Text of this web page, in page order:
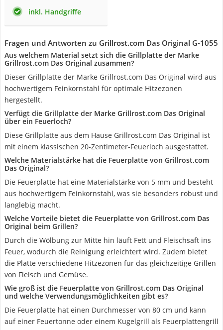
inkl. Handgriffe
Fragen und Antworten zu Grillrost.com Das Original G-1055
Aus welchem Material setzt sich die Grillplatte der Marke
Grillrost.com Das Original zusammen?
Dieser Grillplatte der Marke Grillrost.com Das Original wird aus
hochwertigem Feinkornstahl für optimale Hitzezonen
hergestellt.
Verfügt die Grillplatte der Marke Grillrost.com Das Original
über ein Feuerloch?
Diese Grillplatte aus dem Hause Grillrost.com Das Original ist
mit einem klassischen 20-Zentimeter-Feuerloch ausgestattet.
Welche Materialstärke hat die Feuerplatte von Grillrost.com
Das Original?
Die Feuerplatte hat eine Materialstärke von 5 mm und besteht
aus hochwertigem Feinkornstahl, was sie besonders robust und
langlebig macht.
Welche Vorteile bietet die Feuerplatte von Grillrost.com Das
Original beim Grillen?
Durch die Wölbung zur Mitte hin läuft Fett und Fleischsaft ins
Feuer, wodurch die Reinigung erleichtert wird. Zudem bietet
die Platte verschiedene Hitzezonen für das gleichzeitige Grillen
von Fleisch und Gemüse.
Wie groß ist die Feuerplatte von Grillrost.com Das Original
und welche Verwendungsmöglichkeiten gibt es?
Die Feuerplatte hat einen Durchmesser von 80 cm und kann
auf einer Feuertonne oder einem Kugelgrill als Feuerplattengrill